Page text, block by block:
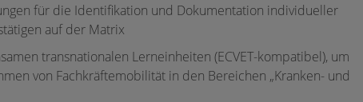
für die Identifikation und Dokumentation individueller
auf der Matrix
transnationalen Lerneinheiten (ECVET-kompatibel), um
von Fachkräftemobilität in den Bereichen „Kranken- und